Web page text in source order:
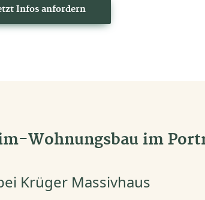
Infos anfordern
Wohnungsbau im
Krüger Massivhaus